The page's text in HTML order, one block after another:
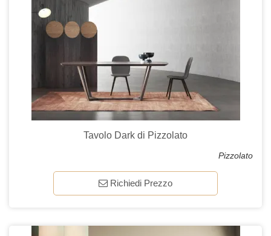
Tavolo Dark di Pizzolato
Pizzolato
Richiedi Prezzo